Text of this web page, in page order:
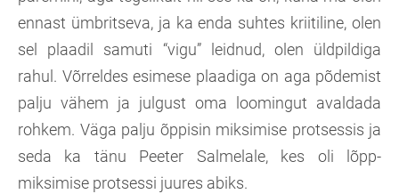
ennast ümbritseva, ja ka enda suhtes kriitiline, olen
sel plaadil samuti “vigu” leidnud, olen üldpildiga
rahul. Võrreldes esimese plaadiga on aga põdemist
palju vähem ja julgust oma loomingut avaldada
rohkem. Väga palju õppisin miksimise protsessis ja
seda ka tänu Peeter Salmelale, kes oli lõpp-
miksimise protsessi juures abiks.